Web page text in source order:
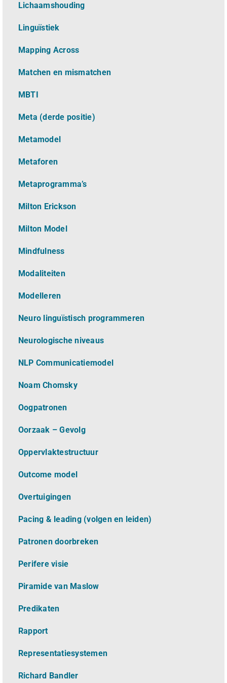
Lichaamshouding
Linguïstiek
Mapping Across
Matchen en mismatchen
MBTI
Meta (derde positie)
Metamodel
Metaforen
Metaprogramma’s
Milton Erickson
Milton Model
Mindfulness
Modaliteiten
Modelleren
Neuro linguïstisch programmeren
Neurologische niveaus
NLP Communicatiemodel
Noam Chomsky
Oogpatronen
Oorzaak – Gevolg
Oppervlaktestructuur
Outcome model
Overtuigingen
Pacing & leading (volgen en leiden)
Patronen doorbreken
Perifere visie
Piramide van Maslow
Predikaten
Rapport
Representatiesystemen
Richard Bandler